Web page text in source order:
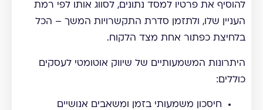
להוסיף את פרטיו למסד נתונים, לסווג אותו לפי רמת
העניין שלו, ולתזמן סדרת התקשרויות המשך – הכל
בלחיצת כפתור אחת מצד הלקוח.
היתרונות המשמעותיים של שיווק אוטומטי לעסקים
כוללים:
חיסכון משמעותי בזמן ומשאבים אנושיים